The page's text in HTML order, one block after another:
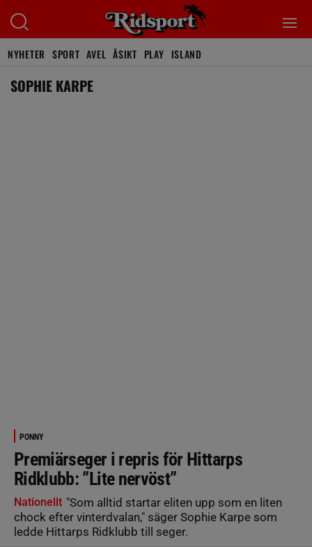
NYHETER SPORT AVEL ÅSIKT PLAY ISLAND
SOPHIE KARPE
PONNY
Premiärseger i repris för Hittarps
Ridklubb: ”Lite nervöst”
Nationellt "Som alltid startar eliten upp som en liten
chock efter vinterdvalan," säger Sophie Karpe som
ledde Hittarps Ridklubb till seger.